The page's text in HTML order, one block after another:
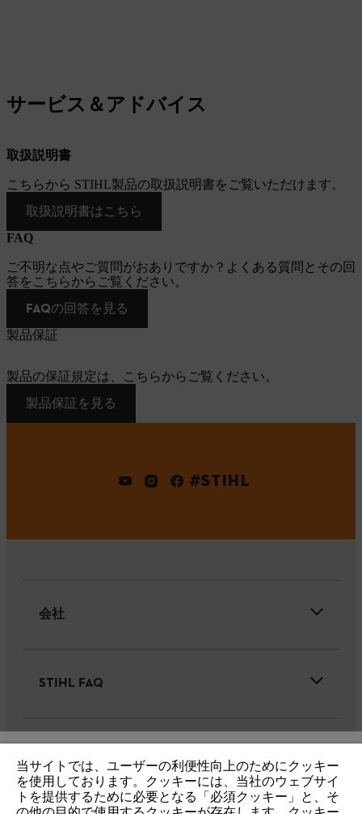
サービス＆アドバイス
取扱説明書
こちらから STIHL製品の取扱説明書をご覧いただけます。
取扱説明書はこちら
FAQ
ご不明な点やご質問がおありですか？よくある質問とその回
答をこちらからご覧ください。
FAQの回答を見る
製品保証
製品の保証規定は、こちらからご覧ください。
製品保証を見る
#STIHL
会社
STIHL FAQ
IHR BROWSER WIRD NICHT
UNTERSTÜTZT
当サイトでは、ユーザーの利便性向上のためにクッキー
を使用しております。クッキーには、当社のウェブサイ
トを提供するために必要となる「必須クッキー」と、そ